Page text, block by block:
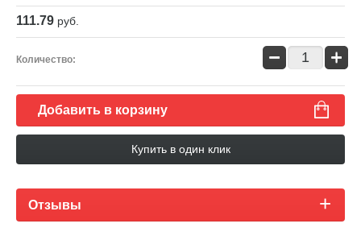
111.79 руб.
Количество: − +
Добавить в корзину
Купить в один клик
Отзывы